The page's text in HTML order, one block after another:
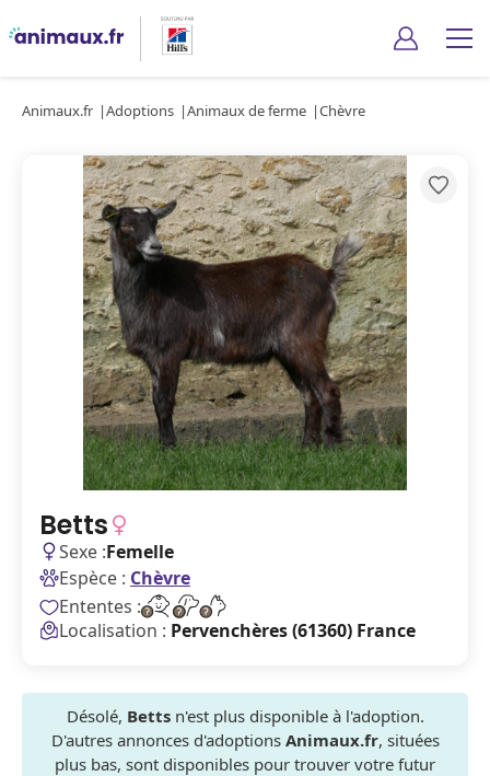
Animaux.fr Adoptions Animaux de ferme Chèvre
Betts
Sexe :Femelle
Espèce : Chèvre
Ententes :
Localisation : Pervenchères (61360) France
Désolé, Bettsn'est plus disponible à l'adoption.
D'autres annonces d'adoptions Animaux.fr, situées
plus bas, sont disponibles pour trouver votre futur